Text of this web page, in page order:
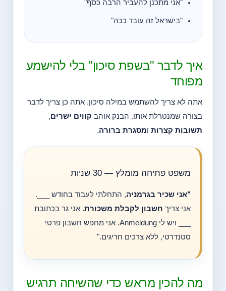
"אני מתכנן להעביר הרבה כסף"
"בישראל זה עובד ככה"
איך לדבר "בשפת סיכון" בלי להישמע
מפוחד
אתה לא צריך להשתמש במילה סיכון. אתה כן צריך לדבר
בצורה שמנטרלת אותו. הבנק אוהב קווים ישרים,
תשובות קצרותומסגרת ברורה.
משפט פתיחה מומלץ — 30 שניות
"אני שכיר בגרמניה, התחלתי לעבוד בחודש ___.
אני צריך חשבון לקבלת משכורת. אני גר בכתובת
___ ויש לי Anmeldung. אני מחפש חשבון פרטי
סטנדרטי, ללא צרכים חריגים."
מה להכין מראש כדי שהשיחה תרגיש